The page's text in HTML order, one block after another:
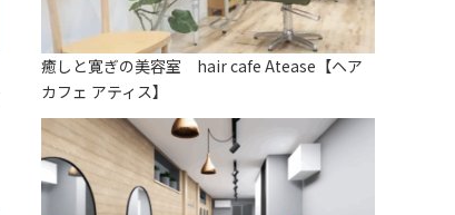
癒しと寛ぎの美容室 hair cafe Atease【ヘア
カフェ アティス】